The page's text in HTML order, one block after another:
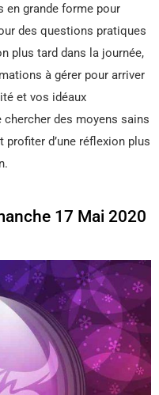
en grande forme pour
des questions pratiques
plus tard dans la journée,
à gérer pour arriver
et vos idéaux
chercher des moyens sains
profiter d’une réflexion plus
17 Mai 2020